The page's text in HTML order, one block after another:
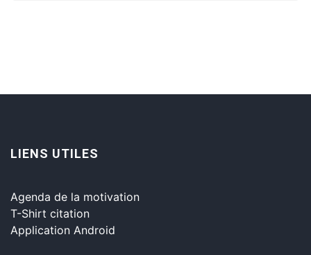
LIENS UTILES
Agenda de la motivation
T-Shirt citation
Application Android